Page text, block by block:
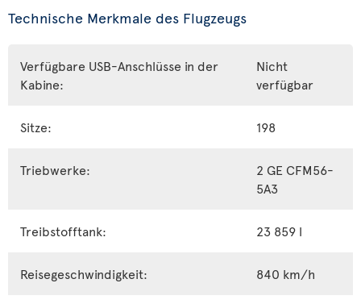
Technische Merkmale des Flugzeugs
Verfügbare USB-Anschlüsse in der
Kabine:
Nicht
verfügbar
Sitze: 198
Triebwerke:
2 GE CFM56-
5A3
Treibstofftank: 23 859 l
Reisegeschwindigkeit: 840 km/h